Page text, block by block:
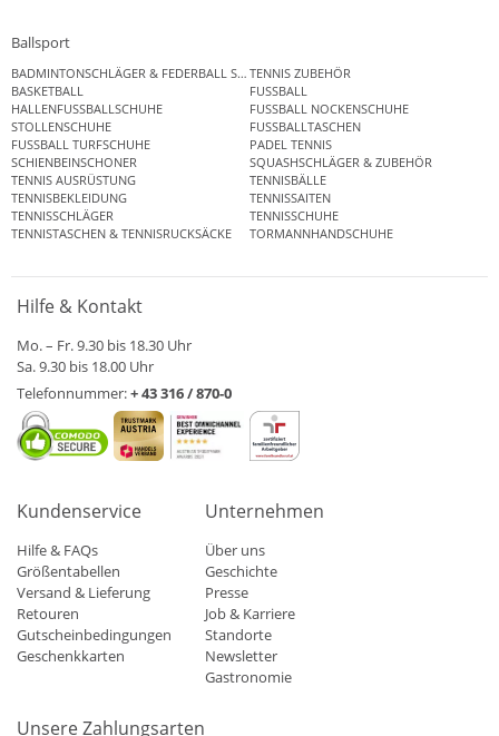
Ballsport
BADMINTONSCHLÄGER & FEDERBALL SETSTENNIS ZUBEHÖR
BASKETBALL
FUSSBALL
HALLENFUSSBALLSCHUHE
FUSSBALL NOCKENSCHUHE
STOLLENSCHUHE
FUSSBALLTASCHEN
FUSSBALL TURFSCHUHE
PADEL TENNIS
SCHIENBEINSCHONER
SQUASHSCHLÄGER & ZUBEHÖR
TENNIS AUSRÜSTUNG
TENNISBÄLLE
TENNISBEKLEIDUNG
TENNISSAITEN
TENNISSCHLÄGER
TENNISSCHUHE
TENNISTASCHEN & TENNISRUCKSÄCKE
TORMANNHANDSCHUHE
Hilfe & Kontakt
Mo. – Fr. 9.30 bis 18.30 Uhr
Sa. 9.30 bis 18.00 Uhr
Telefonnummer:+ 43 316 / 870-0
Kundenservice
Hilfe & FAQs
Größentabellen
Versand & Lieferung
Retouren
Gutscheinbedingungen
Geschenkkarten
Unternehmen
Über uns
Geschichte
Presse
Job & Karriere
Standorte
Newsletter
Gastronomie
Unsere Zahlungsarten